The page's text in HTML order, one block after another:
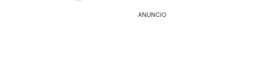
ANUNCIO